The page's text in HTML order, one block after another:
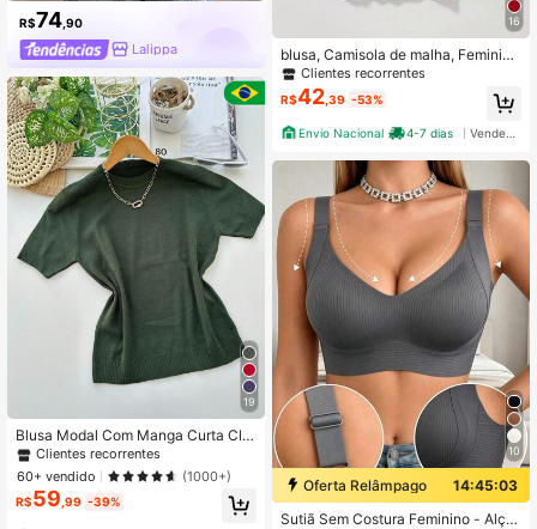
R$74,90
Lalippa
19
Blusa Modal Com Manga Curta Clá
ssica Básica Fashion Moda Lançam
ento
Clientes recorrentes
60+ vendido
(1000+)
R$59,99 -39%
16
blusa, Camisola de malha, Feminino
elegante, Estiloso Sem Mangas, pul
ôver, de malha canelada, Camisola
sem mangas de mulher, Solto e conf
ortável
Clientes recorrentes
R$42 ,39 -53%
Envio Nacional 4-7 dias
10
Oferta Relâmpago
14:45:02
Sutiã Sem Costura Feminino - Alça